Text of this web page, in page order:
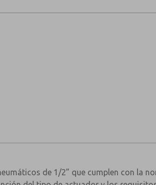
de 1/2” que cumplen con la